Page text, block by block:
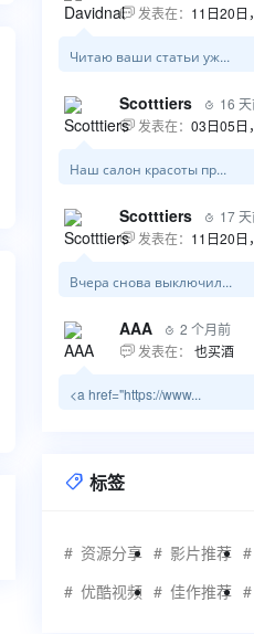
 发表在： 11日20日
Читаю ваши статьи уж...
Scotttiers  16
 发表在： 03日05日
Наш салон красоты пр...
Scotttiers  17
 发表在： 11日20日
Вчера снова выключил...
AAA  2 个月前
 发表在： 也买酒
<a href="https://www...
 标签
资源分享 影片推荐
优酷视频
佳作推荐